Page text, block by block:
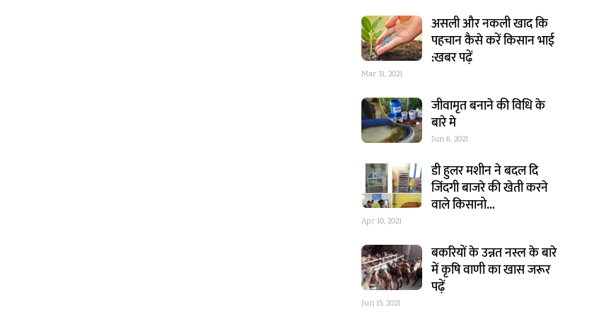
असली और नकली खाद कि
पहचान कैसे करें किसान भाई
:खबर पढ़ें
Mar 31, 2021
जीवामृत बनाने की विधि के
बारे मे
Jun 6, 2021
डी हुलर मशीन ने बदल दि
जिंदगी बाजरे की खेती करने
वाले किसानो…
Apr 10, 2021
बकरियों के उन्नत नस्ल के बारे
में कृषि वाणी का खास जरूर
पढ़ें
Jun 15, 2021